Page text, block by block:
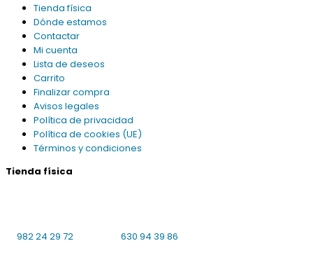
Tienda física
Dónde estamos
Contactar
Mi cuenta
Lista de deseos
Carrito
Finalizar compra
Avisos legales
Política de privacidad
Política de cookies (UE)
Términos y condiciones
Tienda física
982 24 29 72
630 94 39 86